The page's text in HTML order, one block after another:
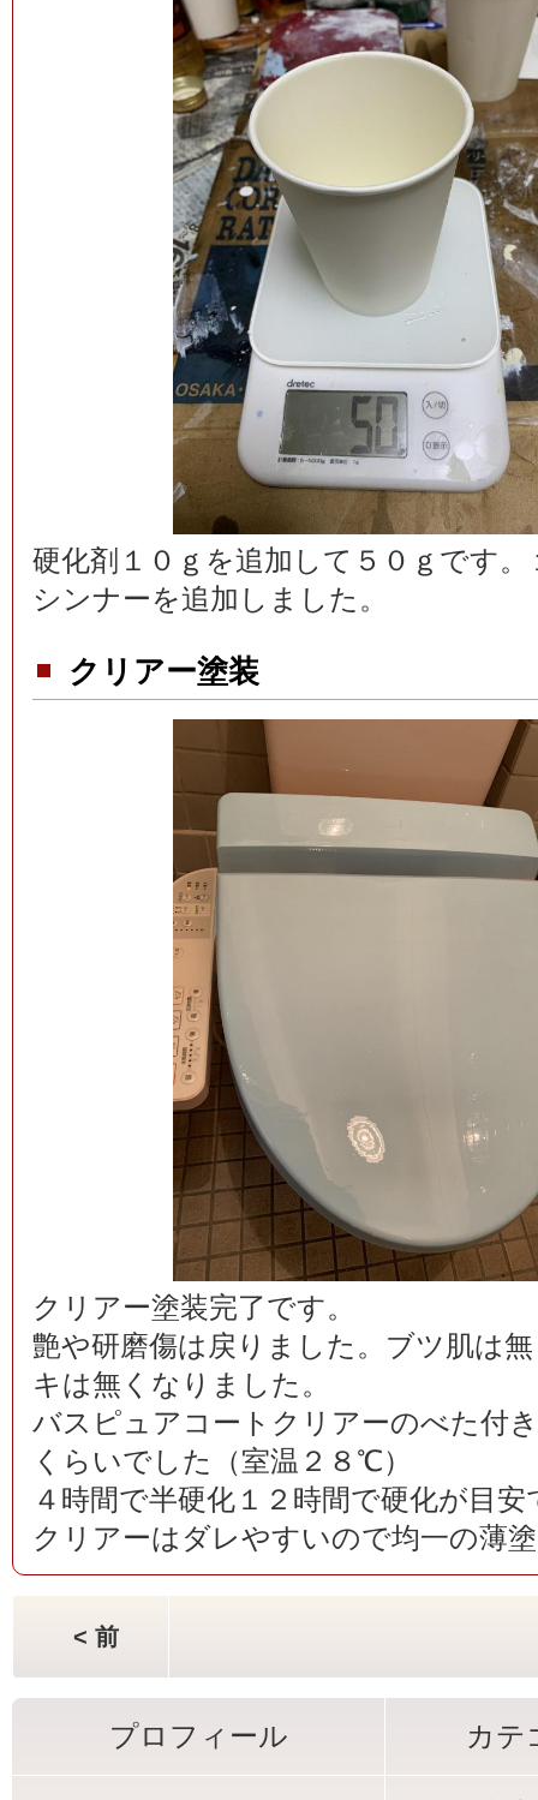
硬化剤１０ｇを追加して５０ｇです
シンナーを追加しました。
クリアー塗装
クリアー塗装完了です。
艶や研磨傷は戻りました。ブツ肌は
キは無くなりました。
バスピュアコートクリアーのべた付
くらいでした（室温２８℃）
４時間で半硬化１２時間で硬化が目安
クリアーはダレやすいので均一の薄
< 前
プロフィール カテ